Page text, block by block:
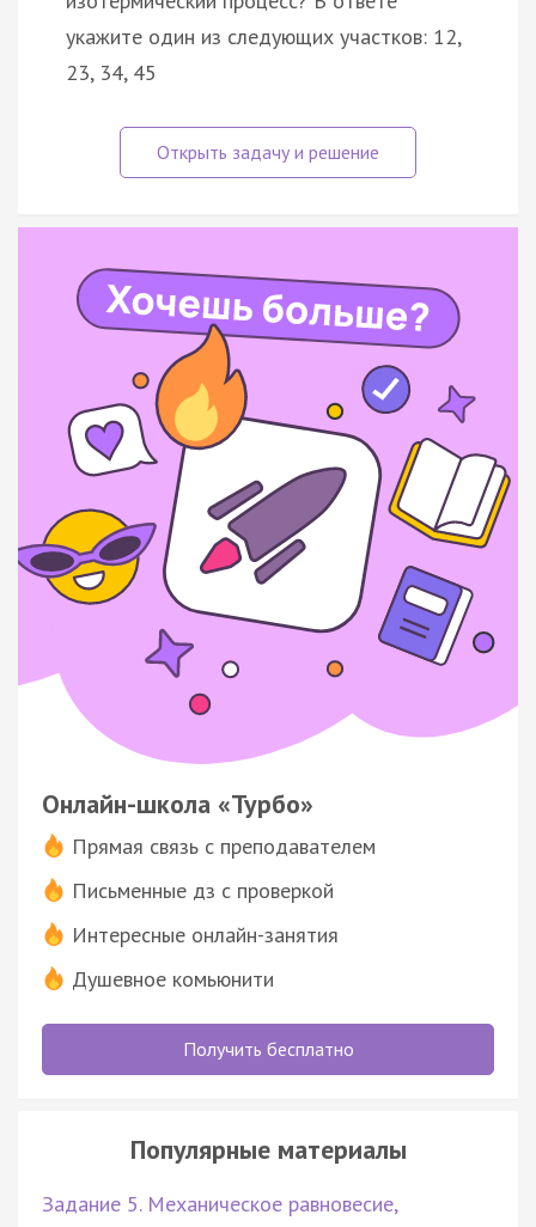
укажите один из следующих участков: 12,
23, 34, 45
Онлайн-школа «Турбо»
Прямая связь с преподавателем
Письменные дз с проверкой
Интересные онлайн-занятия
Душевное комьюнити
Получить бесплатно
Популярные материалы
Задание 5. Механическое равновесие,